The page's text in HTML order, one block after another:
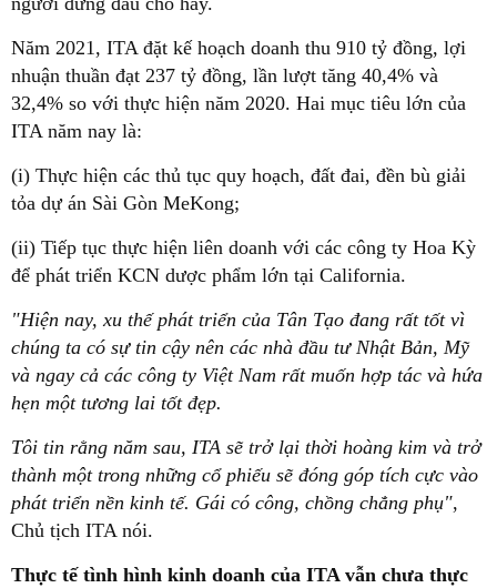
Năm 2021, ITA đặt kế hoạch doanh thu 910 tỷ đồng, lợi
nhuận thuần đạt 237 tỷ đồng, lần lượt tăng 40,4% và
32,4% so với thực hiện năm 2020. Hai mục tiêu lớn của
ITA năm nay là:
(i) Thực hiện các thủ tục quy hoạch, đất đai, đền bù giải
tỏa dự án Sài Gòn MeKong;
(ii) Tiếp tục thực hiện liên doanh với các công ty Hoa Kỳ
để phát triển KCN dược phẩm lớn tại California.
"Hiện nay, xu thế phát triển của Tân Tạo đang rất tốt vì
chúng ta có sự tin cậy nên các nhà đầu tư Nhật Bản, Mỹ
và ngay cả các công ty Việt Nam rất muốn hợp tác và hứa
hẹn một tương lai tốt đẹp.
Tôi tin rằng năm sau, ITA sẽ trở lại thời hoàng kim và trở
thành một trong những cổ phiếu sẽ đóng góp tích cực vào
phát triển nền kinh tế. Gái có công, chồng chẳng phụ",
Chủ tịch ITA nói.
Thực tế tình hình kinh doanh của ITA vẫn chưa thực